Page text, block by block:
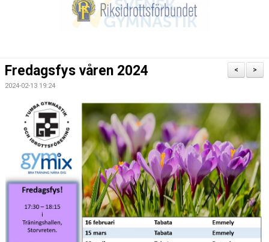
BESKRIVNING AV PASSEN
BILDGALLERI
DOKUMENT
TRÄNINGSRESA
TRIVSELREGLER
KONTAKT
>
<
Fredagsfys våren 2024
2024-02-13 19:24